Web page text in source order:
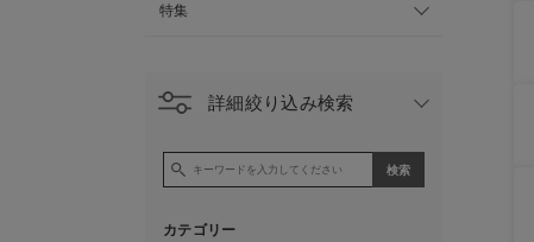
特集
詳細絞り込み検索
カテゴリー